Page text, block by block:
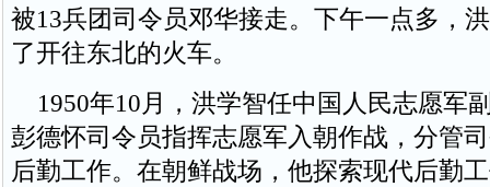
被13兵团司令员邓华接走。下午一点多，
了开往东北的火车。
1950年10月，洪学智任中国人民志愿军
彭德怀司令员指挥志愿军入朝作战，分管
后勤工作。在朝鲜战场，他探索现代后勤